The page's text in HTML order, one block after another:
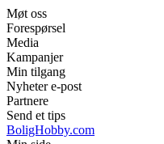
Møt oss
Forespørsel
Media
Kampanjer
Min tilgang
Nyheter e-post
Partnere
Send et tips
BoligHobby.com